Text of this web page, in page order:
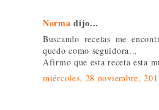
Norma dijo...
Buscando recetas me
quedo como seguidora...
Afirmo que esta receta esta
miércoles, 28 noviembre,